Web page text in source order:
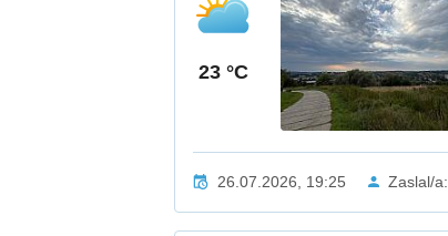
23 °C
26.07.2026, 19:25 Zaslal/a: